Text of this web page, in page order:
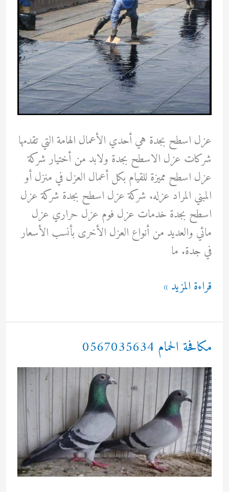
عزل اسطح بجدة هي أحدي الأعمال الهامة التي تقدمها
شركات عزل الاسطح بجدة ولابد من أختيار شركة
عزل اسطح مميزة للقيام بكل أعمال العزل في منزل أو
المبني المراد عزله. شركة عزل اسطح بجدة شركة عزل
اسطح بجدة خدمات عزل فوم عزل حراري عزل
مائي والعديد من أنواع العزل الأخرى بأنسب الأسعار
في جدة. ما
عزل
بجدة
قراءة المزيد »
مكافحة الحمام 0567035634